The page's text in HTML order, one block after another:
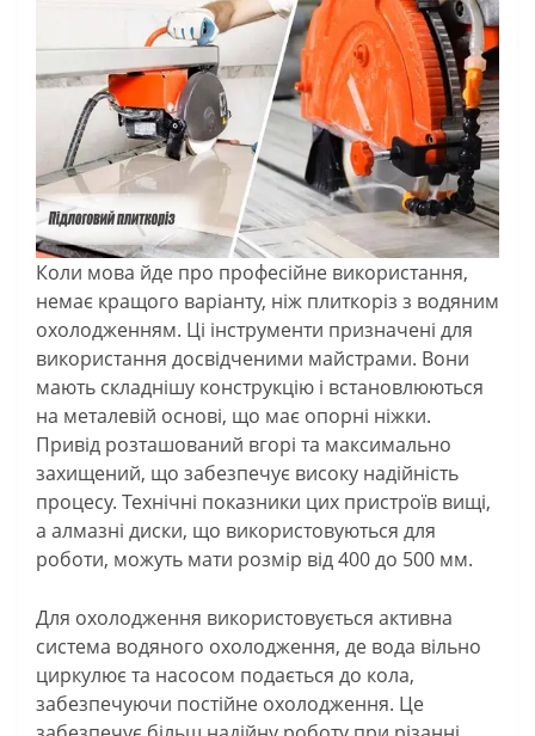
Коли мова йде про професійне використання,
немає кращого варіанту, ніж плиткоріз з водяним
охолодженням. Ці інструменти призначені для
використання досвідченими майстрами. Вони
мають складнішу конструкцію і встановлюються
на металевій основі, що має опорні ніжки.
Привід розташований вгорі та максимально
захищений, що забезпечує високу надійність
процесу. Технічні показники цих пристроїв вищі,
а алмазні диски, що використовуються для
роботи, можуть мати розмір від 400 до 500 мм.
Для охолодження використовується активна
система водяного охолодження, де вода вільно
циркулює та насосом подається до кола,
забезпечуючи постійне охолодження. Це